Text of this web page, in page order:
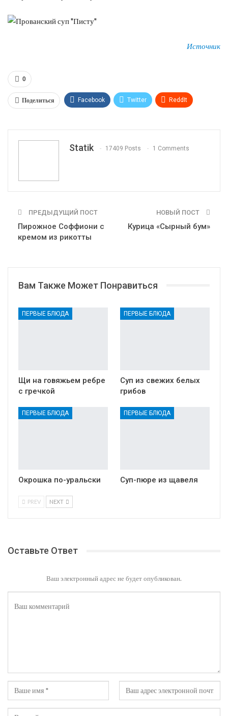
Источник
0
Поделиться Facebook Twitter ReddIt
Statik 17409 Posts 1 Comments
ПРЕДЫДУЩИЙ ПОСТ
Пирожное Соффиони с
кремом из рикотты
НОВЫЙ ПОСТ
Курица «Сырный бум»
Вам Также Может Понравиться
ПЕРВЫЕ БЛЮДА
Щи на говяжьем ребре
с гречкой
ПЕРВЫЕ БЛЮДА
Суп из свежих белых
грибов
ПЕРВЫЕ БЛЮДА
Окрошка по-уральски
ПЕРВЫЕ БЛЮДА
Суп-пюре из щавеля
PREV NEXT
Оставьте Ответ
Ваш электронный адрес не будет опубликован.